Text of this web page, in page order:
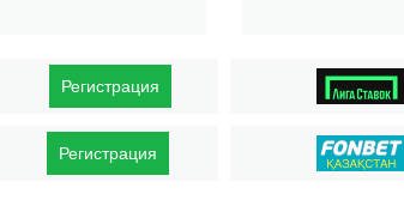
Регистрация
Регистрация